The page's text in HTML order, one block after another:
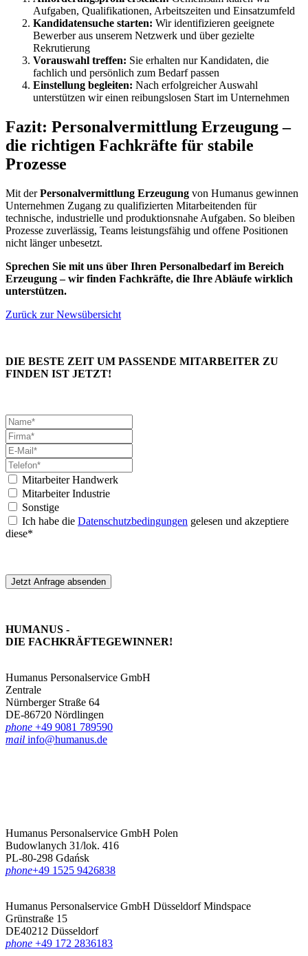
Aufgaben, Qualifikationen, Arbeitszeiten und Einsatzumfeld
Kandidatensuche starten: Wir identifizieren geeignete
Bewerber aus unserem Netzwerk und über gezielte
Rekrutierung
Vorauswahl treffen: Sie erhalten nur Kandidaten, die
fachlich und persönlich zum Bedarf passen
Einstellung begleiten: Nach erfolgreicher Auswahl
unterstützen wir einen reibungslosen Start im Unternehmen
Fazit: Personalvermittlung Erzeugung –
die richtigen Fachkräfte für stabile
Prozesse
Mit derPersonalvermittlung Erzeugung von Humanus gewinnen
Unternehmen Zugang zu qualifizierten Mitarbeitenden für
technische, industrielle und produktionsnahe Aufgaben. So bleiben
Prozesse zuverlässig, Teams leistungsfähig und offene Positionen
nicht länger unbesetzt.
Sprechen Sie mit uns über Ihren Personalbedarf im Bereich
Erzeugung – wir finden Fachkräfte, die Ihre Abläufe wirklich
unterstützen.
Zurück zur Newsübersicht
DIE BESTE ZEIT UM PASSENDE MITARBEITER ZU
FINDEN IST JETZT!
Mitarbeiter Handwerk
Mitarbeiter Industrie
Sonstige
Ich habe die Datenschutzbedingungen gelesen und akzeptiere
diese*
Jetzt Anfrage absenden
HUMANUS -
DIE FACHKRÄFTE­GEWINNER!
Humanus Personalservice GmbH
Zentrale
Nürnberger Straße 64
DE-86720 Nördlingen
phone +49 9081 789590
mail info@humanus.de
Humanus Personalservice GmbH Polen
Budowlanych 31/lok. 416
PL-80-298 Gdańsk
phone‪+49 1525 9426838‬
Humanus Personalservice GmbH DüsseldorfMindspace
Grünstraße 15
DE40212 Düsseldorf
phone +49 172 2836183‬